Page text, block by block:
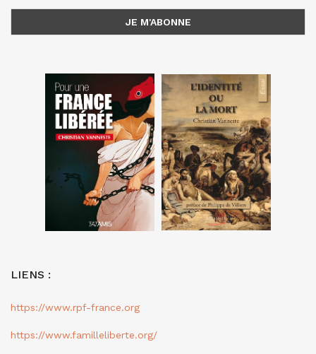
LIENS :
https://www.rpf-france.org
https://www.familleliberte.org/